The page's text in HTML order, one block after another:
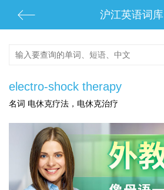
沪江英语词库
electro-shock therapy
名词 电休克疗法，电休克治疗